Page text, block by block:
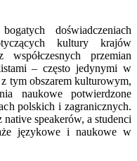
doświadczeniach
kultury krajów
przemian
– często jedynymi w
tym obszarem kulturowym,
naukowe potwierdzone
polskich i zagranicznych.
speakerów, a studenci
językowe i naukowe w